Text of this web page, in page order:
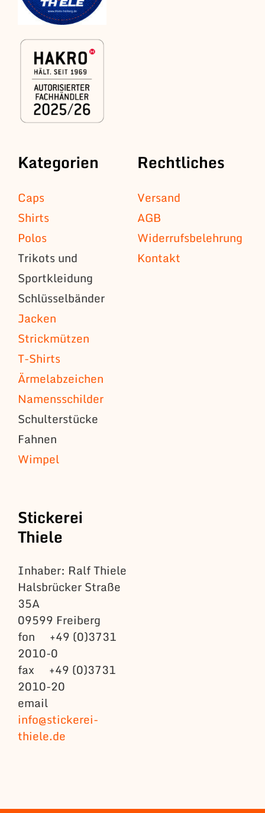
Kategorien
Caps
Shirts
Polos
Trikots und
Sportkleidung
Schlüsselbänder
Jacken
Strickmützen
T-Shirts
Ärmelabzeichen
Namensschilder
Schulterstücke
Fahnen
Wimpel
Rechtliches
Versand
AGB
Widerrufsbelehrung
Kontakt
Stickerei
Thiele
Inhaber: Ralf Thiele
Halsbrücker Straße
35A
09599 Freiberg
fon +49 (0)3731
2010-0
fax +49 (0)3731
2010-20
email
info@stickerei-
thiele.de